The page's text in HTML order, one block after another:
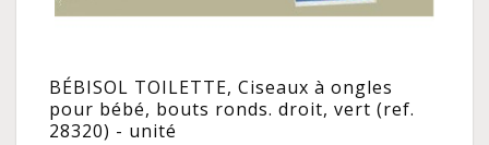
BÉBISOL TOILETTE, Ciseaux à ongles
pour bébé, bouts ronds. droit, vert (ref.
28320) - unité